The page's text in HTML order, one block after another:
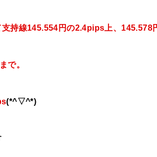
支持線145.554円の2.4pips上、145.578
で。
(*^▽^*)